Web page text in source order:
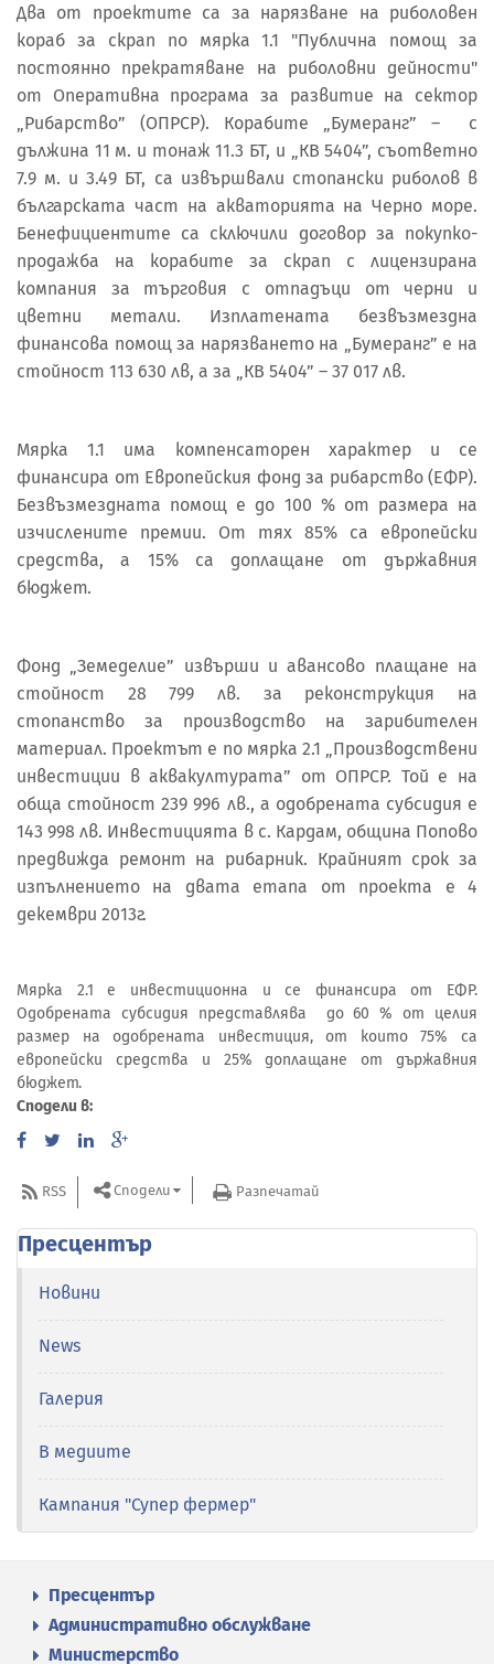
Два от проектите са за нарязване на риболовен
кораб за скрап по мярка 1.1 "Публична помощ за
постоянно прекратяване на риболовни дейности"
от Оперативна програма за развитие на сектор
„Рибарство” (ОПРСР). Корабите „Бумеранг” – с
дължина 11 м. и тонаж 11.3 БТ, и „КВ 5404”, съответно
7.9 м. и 3.49 БТ, са извършвали стопански риболов в
българската част на акваторията на Черно море.
Бенефициентите са сключили договор за покупко-
продажба на корабите за скрап с лицензирана
компания за търговия с отпадъци от черни и
цветни метали. Изплатената безвъзмездна
финансова помощ за нарязването на „Бумеранг” е на
стойност 113 630 лв, а за „КВ 5404” – 37 017 лв.
Мярка 1.1 има компенсаторен характер и се
финансира от Европейския фонд за рибарство (ЕФР).
Безвъзмездната помощ е до 100 % от размера на
изчислените премии. От тях 85% са европейски
средства, а 15% са доплащане от държавния
бюджет.
Фонд „Земеделие” извърши и авансово плащане на
стойност 28 799 лв. за реконструкция на
стопанство за производство на зарибителен
материал. Проектът е по мярка 2.1 „Производствени
инвестиции в аквакултурата” от ОПРСР. Той е на
обща стойност 239 996 лв., а одобрената субсидия е
143 998 лв. Инвестицията в с. Кардам, община Попово
предвижда ремонт на рибарник. Крайният срок за
изпълнението на двата етапа от проекта е 4
декември 2013г.
Мярка 2.1 е инвестиционна и се финансира от ЕФР.
Одобрената субсидия представлява до 60 % от целия
размер на одобрената инвестиция, от които 75% са
европейски средства и 25% доплащане от държавния
бюджет.
Сподели в:
RSS Сподели Разпечатай
Пресцентър
Новини
News
Галерия
В медиите
Кампания "Супер фермер"
Пресцентър
Административно обслужване
Министерство